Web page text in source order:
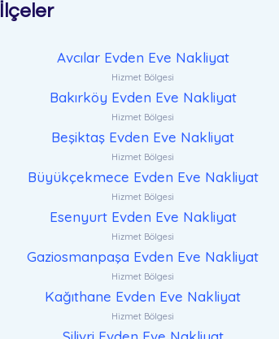
İlçeler
Avcılar Evden Eve Nakliyat
Hizmet Bölgesi
Bakırköy Evden Eve Nakliyat
Hizmet Bölgesi
Beşiktaş Evden Eve Nakliyat
Hizmet Bölgesi
Büyükçekmece Evden Eve Nakliyat
Hizmet Bölgesi
Esenyurt Evden Eve Nakliyat
Hizmet Bölgesi
Gaziosmanpaşa Evden Eve Nakliyat
Hizmet Bölgesi
Kağıthane Evden Eve Nakliyat
Hizmet Bölgesi